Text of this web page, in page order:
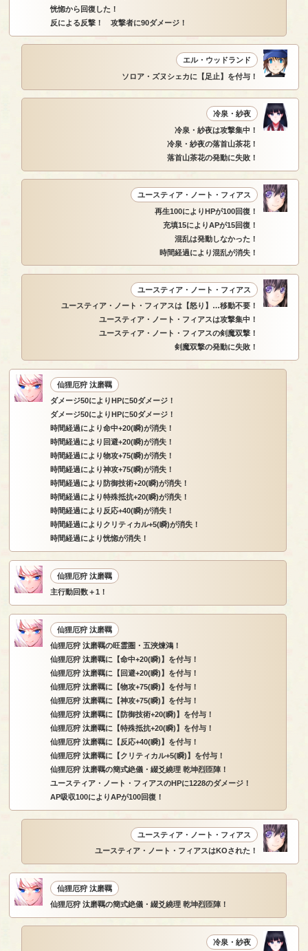
恍惚から回復した！
反による反撃！ 攻撃者に90ダメージ！
エル・ウッドランド
ソロア・ズヌシェカに【足止】を付与！
冷泉・紗夜
冷泉・紗夜は攻撃集中！
冷泉・紗夜の落首山茶花！
落首山茶花の発動に失敗！
ユースティア・ノート・フィアス
再生100によりHPが100回復！
充填15によりAPが15回復！
混乱は発動しなかった！
時間経過により混乱が消失！
ユースティア・ノート・フィアス
ユースティア・ノート・フィアスは【怒り】…移動不要！
ユースティア・ノート・フィアスは攻撃集中！
ユースティア・ノート・フィアスの剣魔双撃！
剣魔双撃の発動に失敗！
仙狸厄狩 汰磨羈
ダメージ50によりHPに50ダメージ！
ダメージ50によりHPに50ダメージ！
時間経過により命中+20(瞬)が消失！
時間経過により回避+20(瞬)が消失！
時間経過により物攻+75(瞬)が消失！
時間経過により神攻+75(瞬)が消失！
時間経過により防御技術+20(瞬)が消失！
時間経過により特殊抵抗+20(瞬)が消失！
時間経過により反応+40(瞬)が消失！
時間経過によりクリティカル+5(瞬)が消失！
時間経過により恍惚が消失！
仙狸厄狩 汰磨羈
主行動回数＋1！
仙狸厄狩 汰磨羈
仙狸厄狩 汰磨羈の旺霊圏・五浹煉鴻！
仙狸厄狩 汰磨羈に【命中+20(瞬)】を付与！
仙狸厄狩 汰磨羈に【回避+20(瞬)】を付与！
仙狸厄狩 汰磨羈に【物攻+75(瞬)】を付与！
仙狸厄狩 汰磨羈に【神攻+75(瞬)】を付与！
仙狸厄狩 汰磨羈に【防御技術+20(瞬)】を付与！
仙狸厄狩 汰磨羈に【特殊抵抗+20(瞬)】を付与！
仙狸厄狩 汰磨羈に【反応+40(瞬)】を付与！
仙狸厄狩 汰磨羈に【クリティカル+5(瞬)】を付与！
仙狸厄狩 汰磨羈の簡式絶儀・綴爻繞理 乾坤烈匝陣！
ユースティア・ノート・フィアスのHPに1228のダメージ！
AP吸収100によりAPが100回復！
ユースティア・ノート・フィアス
ユースティア・ノート・フィアスはKOされた！
仙狸厄狩 汰磨羈
仙狸厄狩 汰磨羈の簡式絶儀・綴爻繞理 乾坤烈匝陣！
冷泉・紗夜